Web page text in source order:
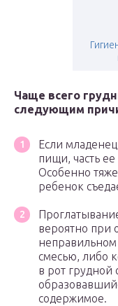
Чаще всего
следующим
Если
пищи, часть
Особенно
ребенок
вероятно при
смесью, либо
в рот грудной
содержимое.